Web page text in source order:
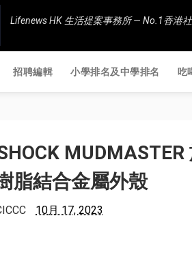
Lifenews HK 生活提案事務所 — No.1香港
招聘編輯 小學排名及中學排名 吃
脂結合金屬外殼
10月 17, 2023